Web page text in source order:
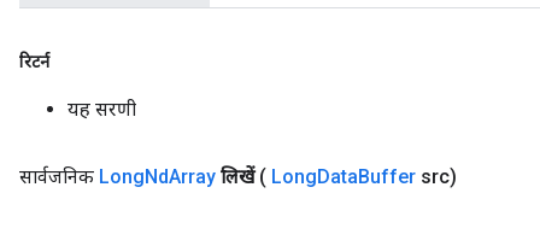
रिटर्न
यह सरणी
सार्वजनिक LongNdArray लिखें ( LongDataBuffer src)